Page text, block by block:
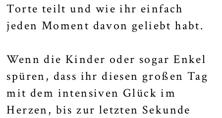
Torte teilt und wie ihr einfach
jeden Moment davon geliebt habt.
Wenn die Kinder oder sogar Enkel
spüren, dass ihr diesen großen Tag
mit dem intensiven Glück im
Herzen, bis zur letzten Sekunde